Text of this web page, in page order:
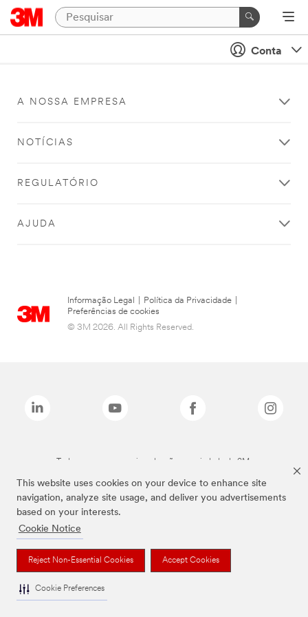
This website uses cookies on your device to enhance site
navigation, analyze site usage, and deliver you advertisements
based on your interests.
Cookie Notice
Reject Non-Essential Cookies Accept Cookies
Cookie Preferences
Conta
A NOSSA EMPRESA
NOTÍCIAS
REGULATÓRIO
AJUDA
Informação Legal Política da Privacidade
Preferências de cookies
© 3M 2026. All Rights Reserved.
Todas as marcas mencionadas são propriedade da 3M.